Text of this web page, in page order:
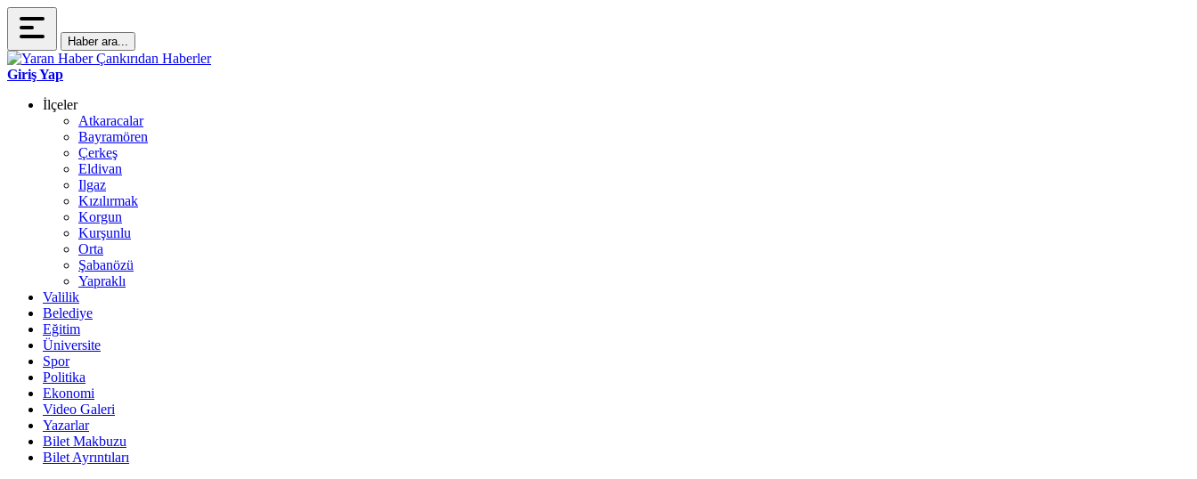
Haber ara...
Giriş Yap
İlçeler
Atkaracalar
Bayramören
Çerkeş
Eldivan
Ilgaz
Kızılırmak
Korgun
Kurşunlu
Orta
Şabanözü
Yapraklı
Valilik
Belediye
Eğitim
Üniversite
Spor
Politika
Ekonomi
Video Galeri
Yazarlar
Bilet Makbuzu
Bilet Ayrıntıları